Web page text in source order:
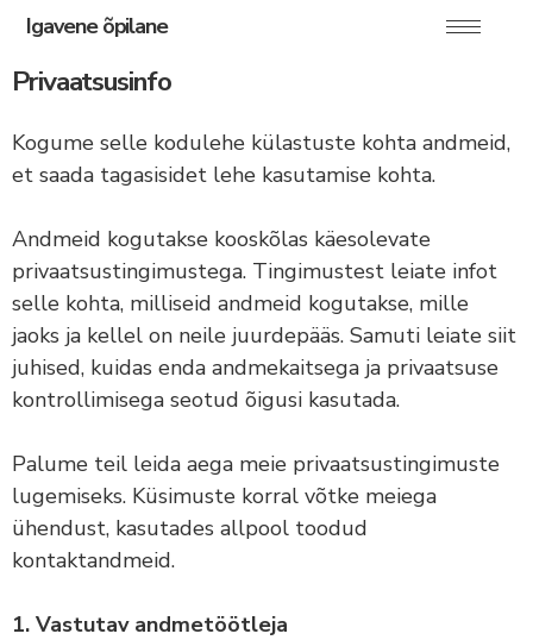
Igavene õpilane
Privaatsusinfo
Kogume selle kodulehe külastuste kohta andmeid,
et saada tagasisidet lehe kasutamise kohta.
Andmeid kogutakse kooskõlas käesolevate
privaatsustingimustega. Tingimustest leiate infot
selle kohta, milliseid andmeid kogutakse, mille
jaoks ja kellel on neile juurdepääs. Samuti leiate siit
juhised, kuidas enda andmekaitsega ja privaatsuse
kontrollimisega seotud õigusi kasutada.
Palume teil leida aega meie privaatsustingimuste
lugemiseks. Küsimuste korral võtke meiega
ühendust, kasutades allpool toodud
kontaktandmeid.
1. Vastutav andmetöötleja